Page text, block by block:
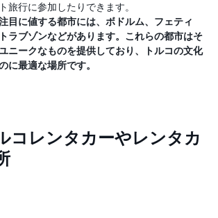
旅行に参加したりできます。
目に値する都市には、ボドルム、フェティ
ラブゾンなどがあります。これらの都市はそ
ニークなものを提供しており、トルコの文化
に最適な場所です。
コレンタカーやレンタカ